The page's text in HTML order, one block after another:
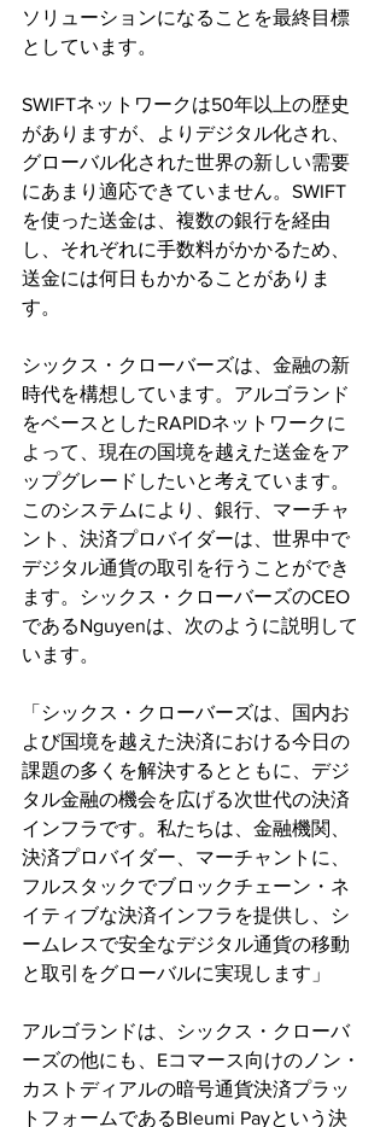
ソリューションになることを最終目標
としています。
SWIFTネットワークは50年以上の歴史
がありますが、よりデジタル化され、
グローバル化された世界の新しい需要
にあまり適応できていません。SWIFT
を使った送金は、複数の銀行を経由
し、それぞれに手数料がかかるため、
送金には何日もかかることがありま
す。
シックス・クローバーズは、金融の新
時代を構想しています。アルゴランド
をベースとしたRAPIDネットワークに
よって、現在の国境を越えた送金をア
ップグレードしたいと考えています。
このシステムにより、銀行、マーチャ
ント、決済プロバイダーは、世界中で
デジタル通貨の取引を行うことができ
ます。シックス・クローバーズのCEO
であるNguyenは、次のように説明して
います。
「シックス・クローバーズは、国内お
よび国境を越えた決済における今日の
課題の多くを解決するとともに、デジ
タル金融の機会を広げる次世代の決済
インフラです。私たちは、金融機関、
決済プロバイダー、マーチャントに、
フルスタックでブロックチェーン・ネ
イティブな決済インフラを提供し、シ
ームレスで安全なデジタル通貨の移動
と取引をグローバルに実現します」
アルゴランドは、シックス・クローバ
ーズの他にも、Eコマース向けのノン・
カストディアルの暗号通貨決済プラッ
トフォームであるBleumi Payという決